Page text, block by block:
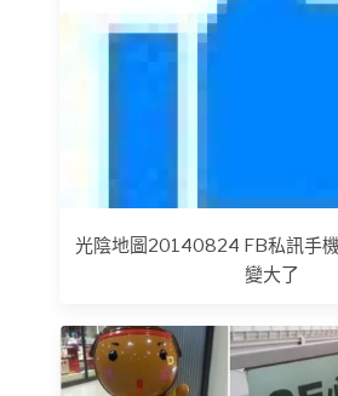
光陰地圖20140824 FB私訊手
變大了